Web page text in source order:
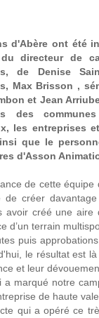
d'Abère ont été
du directeur de
de Denise
Max Brisson ,
et Jean
des
les entreprises
que le
d'Asson
de cette équipe
créer
avoir créé une
terrain
puis
le résultat est
et leur
marqué notre
de haute
qui a opéré ce